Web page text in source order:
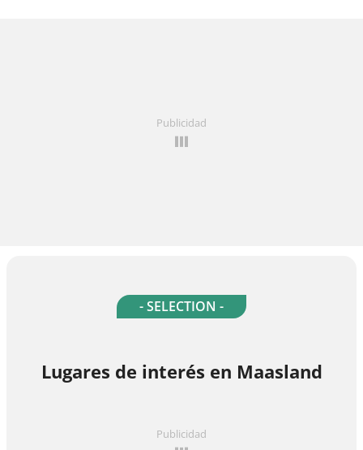
Publicidad
- SELECTION -
Lugares de interés en Maasland
Publicidad